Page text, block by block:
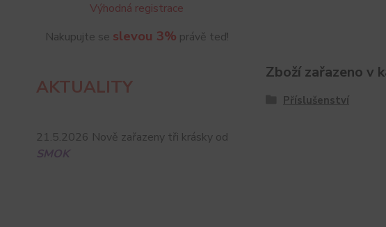
Výhodná registrace
Nakupujte se slevou 3% právě teď!
AKTUALITY
21.5.2026 Nově zařazeny tři krásky od
SMOK
Zboží zařazeno v
Příslušenství